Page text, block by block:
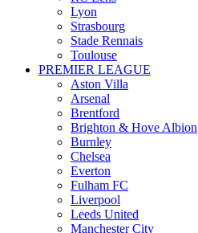
Lyon
Strasbourg
Stade Rennais
Toulouse
PREMIER LEAGUE
Aston Villa
Arsenal
Brentford
Brighton & Hove Albion
Burnley
Chelsea
Everton
Fulham FC
Liverpool
Leeds United
Manchester City